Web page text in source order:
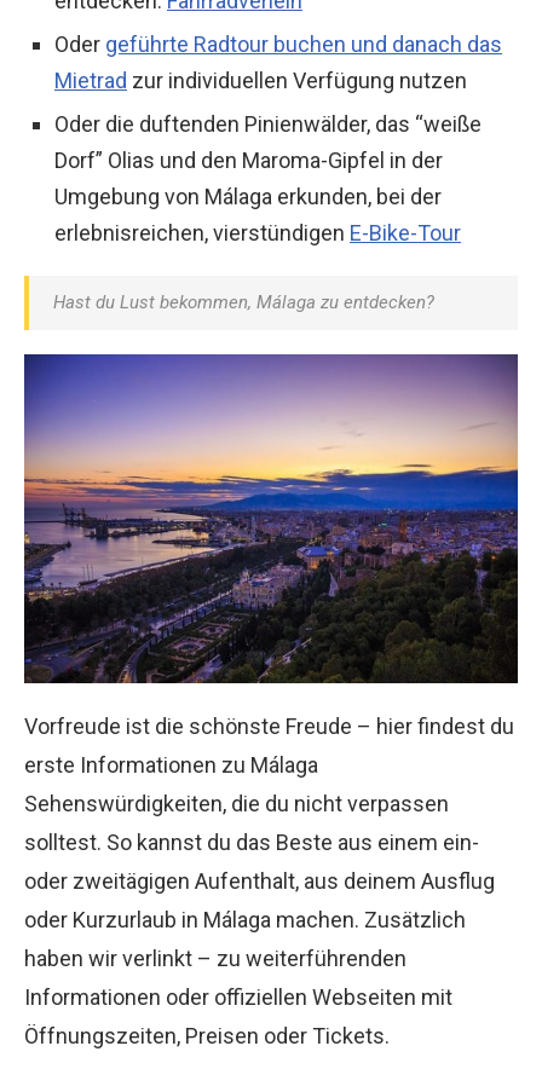
Oder geführte Radtour buchen und danach das
Mietrad zur individuellen Verfügung nutzen
Oder die duftenden Pinienwälder, das “weiße
Dorf” Olias und den Maroma-Gipfel in der
Umgebung von Málaga erkunden, bei der
erlebnisreichen, vierstündigen E-Bike-Tour
Hast du Lust bekommen, Málaga zu entdecken?
Vorfreude ist die schönste Freude – hier findest du
erste Informationen zu Málaga
Sehenswürdigkeiten, die du nicht verpassen
solltest. So kannst du das Beste aus einem ein-
oder zweitägigen Aufenthalt, aus deinem Ausflug
oder Kurzurlaub in Málaga machen. Zusätzlich
haben wir verlinkt – zu weiterführenden
Informationen oder offiziellen Webseiten mit
Öffnungszeiten, Preisen oder Tickets.